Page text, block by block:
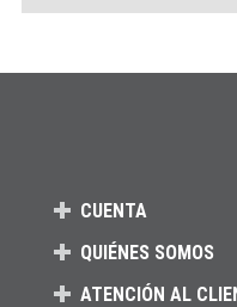
CUENTA
QUIÉNES SOMOS
ATENCIÓN AL